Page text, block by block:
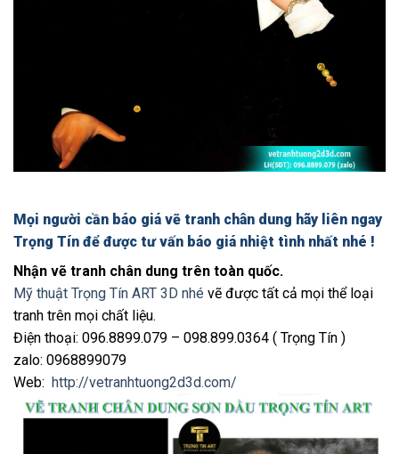
Mọi người cần báo giá vẽ tranh chân dung hãy liên ngay
Trọng Tín để được tư vấn báo giá nhiệt tình nhất nhé !
Nhận vẽ tranh chân dung trên toàn quốc.
Mỹ thuật Trọng Tín ART 3D nhé vẽ được tất cả mọi thể loại
tranh trên mọi chất liệu.
Điện thoại: 096.8899.079 – 098.899.0364 ( Trọng Tín )
zalo: 0968899079
Web: http://vetranhtuong2d3d.com/